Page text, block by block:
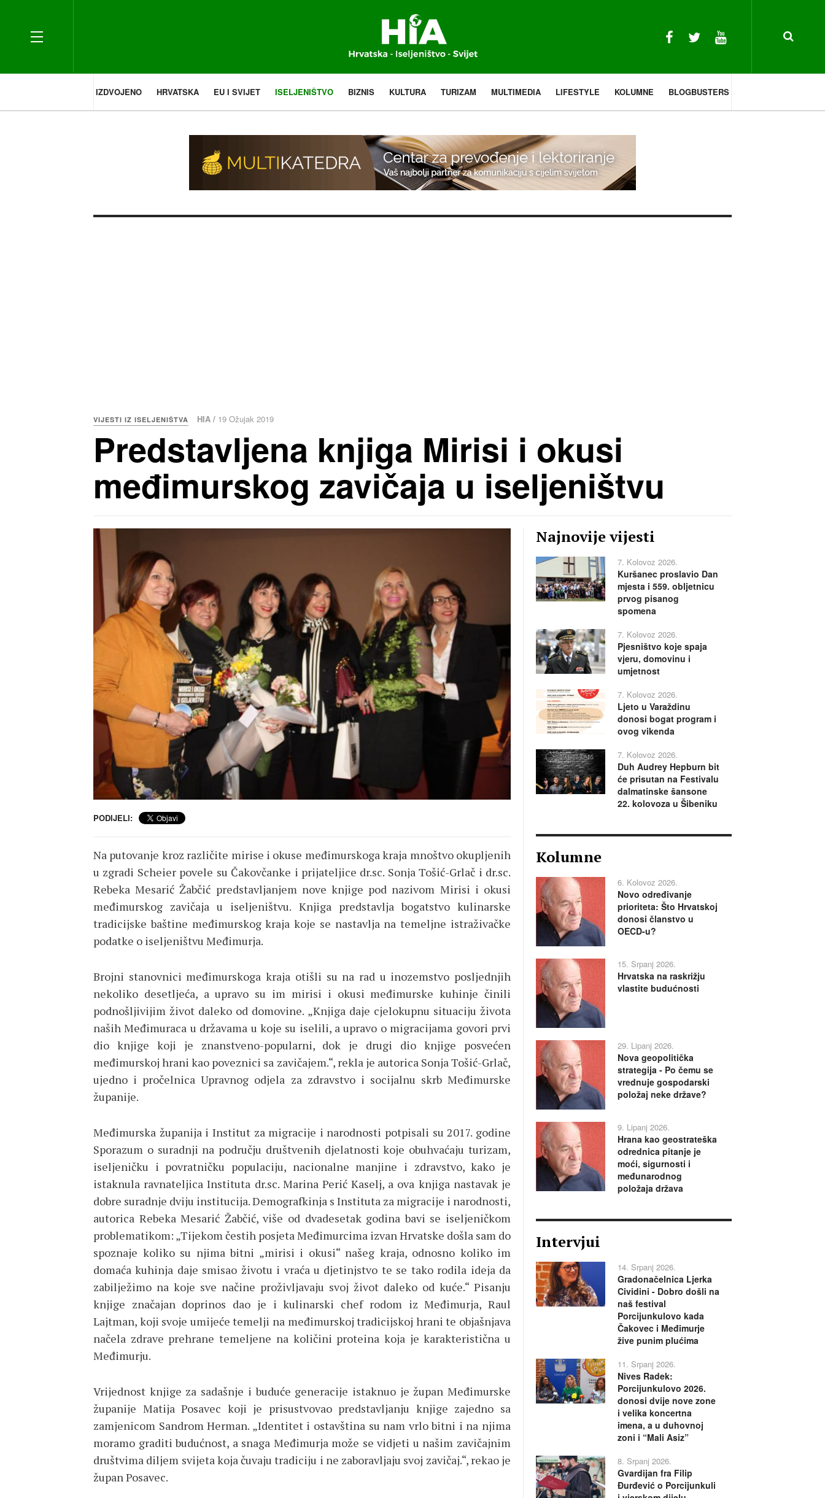
IZDVOJENO HRVATSKA EU I SVIJET ISELJENIŠTVO BIZNIS KULTURA TURIZAM MULTIMEDIA LIFESTYLE KOLUMNE BLOGBUSTERS
VIJESTI IZ ISELJENIŠTVA HIA / 19 Ožujak 2019
Predstavljena knjiga Mirisi i okusi
međimurskog zavičaja u iseljeništvu
PODIJELI:
Na putovanje kroz različite mirise i okuse međimurskoga kraja mnoštvo okupljenih
u zgradi Scheier povele su Čakovčanke i prijateljice dr.sc. Sonja Tošić-Grlač i dr.sc.
Rebeka Mesarić Žabčić predstavljanjem nove knjige pod nazivom Mirisi i okusi
međimurskog zavičaja u iseljeništvu. Knjiga predstavlja bogatstvo kulinarske
tradicijske baštine međimurskog kraja koje se nastavlja na temeljne istraživačke
podatke o iseljeništvu Međimurja.
Brojni stanovnici međimurskoga kraja otišli su na rad u inozemstvo posljednjih
nekoliko desetljeća, a upravo su im mirisi i okusi međimurske kuhinje činili
podnošljivijim život daleko od domovine. „Knjiga daje cjelokupnu situaciju života
naših Međimuraca u državama u koje su iselili, a upravo o migracijama govori prvi
dio knjige koji je znanstveno-popularni, dok je drugi dio knjige posvećen
međimurskoj hrani kao poveznici sa zavičajem.“, rekla je autorica Sonja Tošić-Grlač,
ujedno i pročelnica Upravnog odjela za zdravstvo i socijalnu skrb Međimurske
županije.
Međimurska županija i Institut za migracije i narodnosti potpisali su 2017. godine
Sporazum o suradnji na području društvenih djelatnosti koje obuhvaćaju turizam,
iseljeničku i povratničku populaciju, nacionalne manjine i zdravstvo, kako je
istaknula ravnateljica Instituta dr.sc. Marina Perić Kaselj, a ova knjiga nastavak je
dobre suradnje dviju institucija. Demografkinja s Instituta za migracije i narodnosti,
autorica Rebeka Mesarić Žabčić, više od dvadesetak godina bavi se iseljeničkom
problematikom: „Tijekom čestih posjeta Međimurcima izvan Hrvatske došla sam do
spoznaje koliko su njima bitni „mirisi i okusi“ našeg kraja, odnosno koliko im
domaća kuhinja daje smisao životu i vraća u djetinjstvo te se tako rodila ideja da
zabilježimo na koje sve načine proživljavaju svoj život daleko od kuće.“ Pisanju
knjige značajan doprinos dao je i kulinarski chef rodom iz Međimurja, Raul
Lajtman, koji svoje umijeće temelji na međimurskoj tradicijskoj hrani te objašnjava
načela zdrave prehrane temeljene na količini proteina koja je karakteristična u
Međimurju.
Vrijednost knjige za sadašnje i buduće generacije istaknuo je župan Međimurske
županije Matija Posavec koji je prisustvovao predstavljanju knjige zajedno sa
zamjenicom Sandrom Herman. „Identitet i ostavština su nam vrlo bitni i na njima
moramo graditi budućnost, a snaga Međimurja može se vidjeti u našim zavičajnim
društvima diljem svijeta koja čuvaju tradiciju i ne zaboravljaju svoj zavičaj.“, rekao je
župan Posavec.
Najnovije vijesti
7. Kolovoz 2026.
Kuršanec proslavio Dan
mjesta i 559. obljetnicu
prvog pisanog
spomena
7. Kolovoz 2026.
Pjesništvo koje spaja
vjeru, domovinu i
umjetnost
7. Kolovoz 2026.
Ljeto u Varaždinu
donosi bogat program i
ovog vikenda
7. Kolovoz 2026.
Duh Audrey Hepburn bit
će prisutan na Festivalu
dalmatinske šansone
22. kolovoza u Šibeniku
Kolumne
6. Kolovoz 2026.
Novo određivanje
prioriteta: Što Hrvatskoj
donosi članstvo u
OECD-u?
15. Srpanj 2026.
Hrvatska na raskrižju
vlastite budućnosti
29. Lipanj 2026.
Nova geopolitička
strategija - Po čemu se
vrednuje gospodarski
položaj neke države?
9. Lipanj 2026.
Hrana kao geostrateška
odrednica pitanje je
moći, sigurnosti i
međunarodnog
položaja država
Intervjui
14. Srpanj 2026.
Gradonačelnica Ljerka
Cividini - Dobro došli na
naš festival
Porcijunkulovo kada
Čakovec i Međimurje
žive punim plućima
11. Srpanj 2026.
Nives Radek:
Porcijunkulovo 2026.
donosi dvije nove zone
i velika koncertna
imena, a u duhovnoj
zoni i “Mali Asiz”
8. Srpanj 2026.
Gvardijan fra Filip
Đurđević o Porcijunkuli